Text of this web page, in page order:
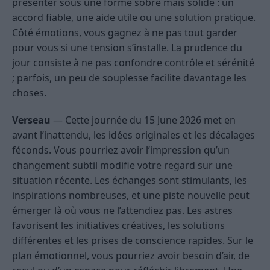
accord fiable, une aide utile ou une solution pratique.
Côté émotions, vous gagnez à ne pas tout garder
pour vous si une tension s’installe. La prudence du
jour consiste à ne pas confondre contrôle et sérénité
; parfois, un peu de souplesse facilite davantage les
choses.
Verseau — Cette journée du 15 June 2026 met en
avant l’inattendu, les idées originales et les décalages
féconds. Vous pourriez avoir l’impression qu’un
changement subtil modifie votre regard sur une
situation récente. Les échanges sont stimulants, les
inspirations nombreuses, et une piste nouvelle peut
émerger là où vous ne l’attendiez pas. Les astres
favorisent les initiatives créatives, les solutions
différentes et les prises de conscience rapides. Sur le
plan émotionnel, vous pourriez avoir besoin d’air, de